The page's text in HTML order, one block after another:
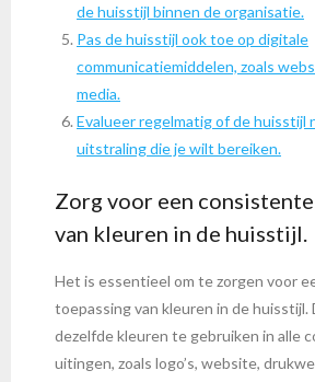
de huisstijl binnen de organisatie.
Pas de huisstijl ook toe op digitale
communicatiemiddelen, zoals
media.
Evalueer regelmatig of de huisstijl
uitstraling die je wilt bereiken.
Zorg voor een
van kleuren in de huisstijl.
Het is essentieel om te zorgen voor
toepassing van kleuren in de
dezelfde kleuren te gebruiken in alle
uitingen, zoals logo’s, website,